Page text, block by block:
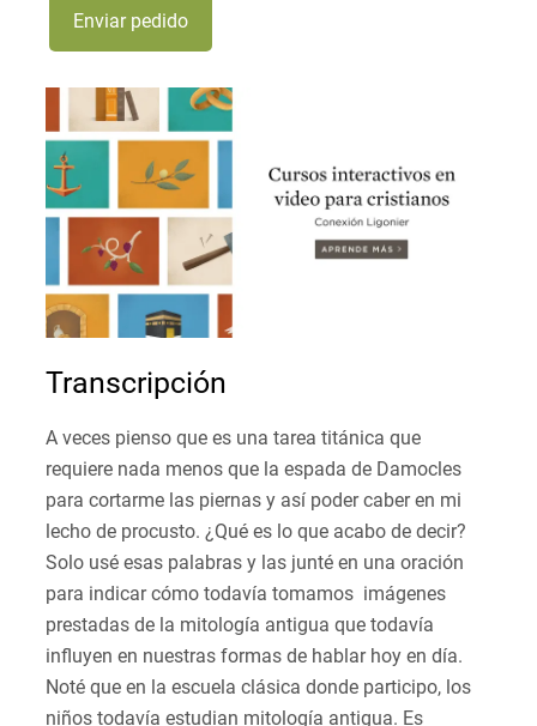
Transcripción
A veces pienso que es una tarea titánica que
requiere nada menos que la espada de Damocles
para cortarme las piernas y así poder caber en mi
lecho de procusto. ¿Qué es lo que acabo de decir?
Solo usé esas palabras y las junté en una oración
para indicar cómo todavía tomamos imágenes
prestadas de la mitología antigua que todavía
influyen en nuestras formas de hablar hoy en día.
Noté que en la escuela clásica donde participo, los
niños todavía estudian mitología antigua. Es